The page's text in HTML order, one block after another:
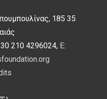
ζωγραφιστό
ανθικό κόσμημα.
Οι απόστολοι
παριστάνονται
επάνω σε κάμπο
185 35
30 210 4296024, E: